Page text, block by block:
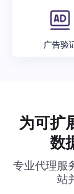
广告验
为可扩
数
专业代理服
站